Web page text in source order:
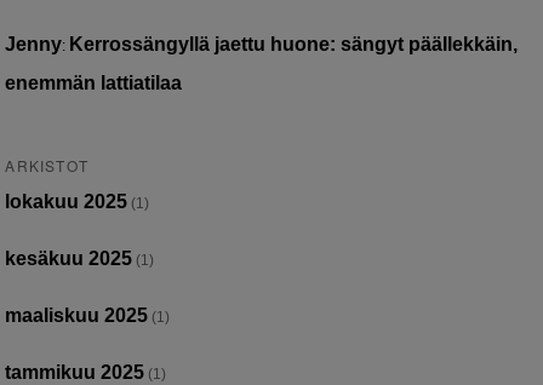
Jenny: Kerrossängyllä jaettu huone: sängyt päällekkäin,
enemmän lattiatilaa
ARKISTOT
lokakuu 2025 (1)
kesäkuu 2025 (1)
maaliskuu 2025 (1)
tammikuu 2025 (1)